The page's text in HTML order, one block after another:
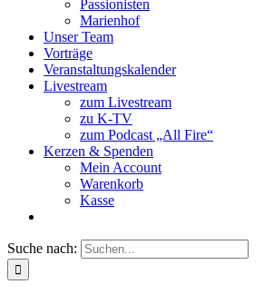
Passionisten
Marienhof
Unser Team
Vorträge
Veranstaltungskalender
Livestream
zum Livestream
zu K-TV
zum Podcast „All Fire“
Kerzen & Spenden
Mein Account
Warenkorb
Kasse
Suche nach: